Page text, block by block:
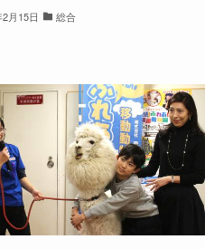
月15日 総合